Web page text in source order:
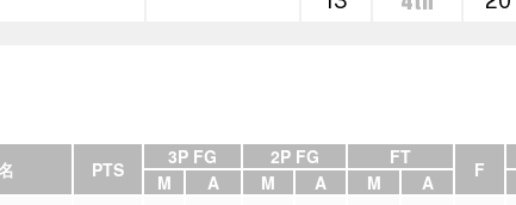
PTS
3P FG 2P FG FT
F
M A M A M A